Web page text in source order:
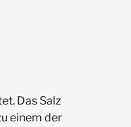
Das Salz
einem der